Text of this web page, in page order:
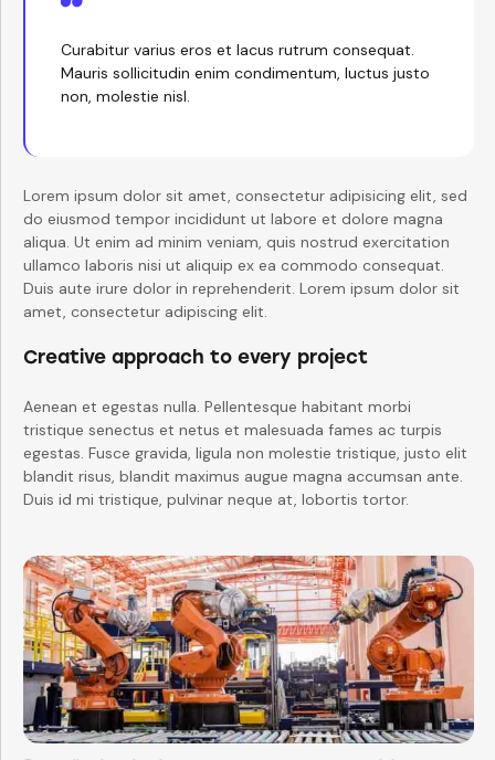
Curabitur varius eros et lacus rutrum consequat.
Mauris sollicitudin enim condimentum, luctus justo
non, molestie nisl.
Lorem ipsum dolor sit amet, consectetur adipisicing elit, sed
do eiusmod tempor incididunt ut labore et dolore magna
aliqua. Ut enim ad minim veniam, quis nostrud exercitation
ullamco laboris nisi ut aliquip ex ea commodo consequat.
Duis aute irure dolor in reprehenderit. Lorem ipsum dolor sit
amet, consectetur adipiscing elit.
Creative approach to every project
Aenean et egestas nulla. Pellentesque habitant morbi
tristique senectus et netus et malesuada fames ac turpis
egestas. Fusce gravida, ligula non molestie tristique, justo elit
blandit risus, blandit maximus augue magna accumsan ante.
Duis id mi tristique, pulvinar neque at, lobortis tortor.